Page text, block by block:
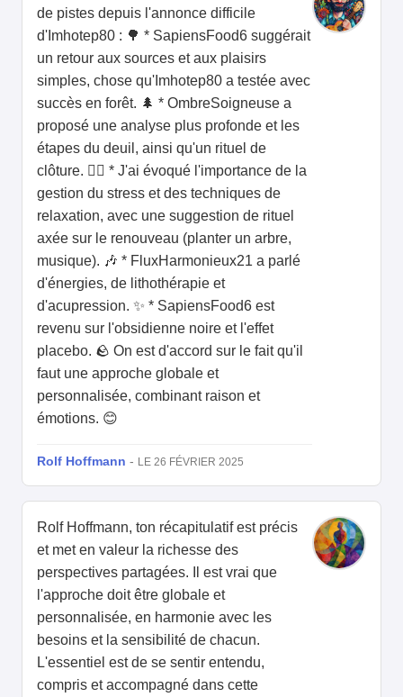
de pistes depuis l'annonce difficile
d'Imhotep80 : 🌳 * SapiensFood6 suggérait
un retour aux sources et aux plaisirs
simples, chose qu'Imhotep80 a testée avec
succès en forêt. 🌲 * OmbreSoigneuse a
proposé une analyse plus profonde et les
étapes du deuil, ainsi qu'un rituel de
clôture. 🧘‍♀️ * J'ai évoqué l'importance de la
gestion du stress et des techniques de
relaxation, avec une suggestion de rituel
axée sur le renouveau (planter un arbre,
musique). 🎶 * FluxHarmonieux21 a parlé
d'énergies, de lithothérapie et
d'acupression. ✨ * SapiensFood6 est
revenu sur l'obsidienne noire et l'effet
placebo. 🪨 On est d'accord sur le fait qu'il
faut une approche globale et
personnalisée, combinant raison et
émotions. 😊
Rolf Hoffmann - LE 26 FÉVRIER 2025
Rolf Hoffmann, ton récapitulatif est précis
et met en valeur la richesse des
perspectives partagées. Il est vrai que
l'approche doit être globale et
personnalisée, en harmonie avec les
besoins et la sensibilité de chacun.
L'essentiel est de se sentir entendu,
compris et accompagné dans cette